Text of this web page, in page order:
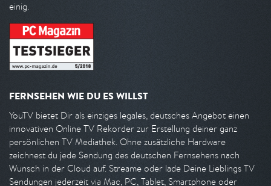
einig.
FERNSEHEN WIE DU ES WILLST
YouTV bietet Dir als einziges legales, deutsches Angebot einen
innovativen Online TV Rekorder zur Erstellung deiner ganz
persönlichen TV Mediathek. Ohne zusätzliche Hardware
zeichnest du jede Sendung des deutschen Fernsehens nach
Wunsch in der Cloud auf. Streame oder lade Deine Lieblings TV
Sendungen jederzeit via Mac, PC, Tablet, Smartphone oder